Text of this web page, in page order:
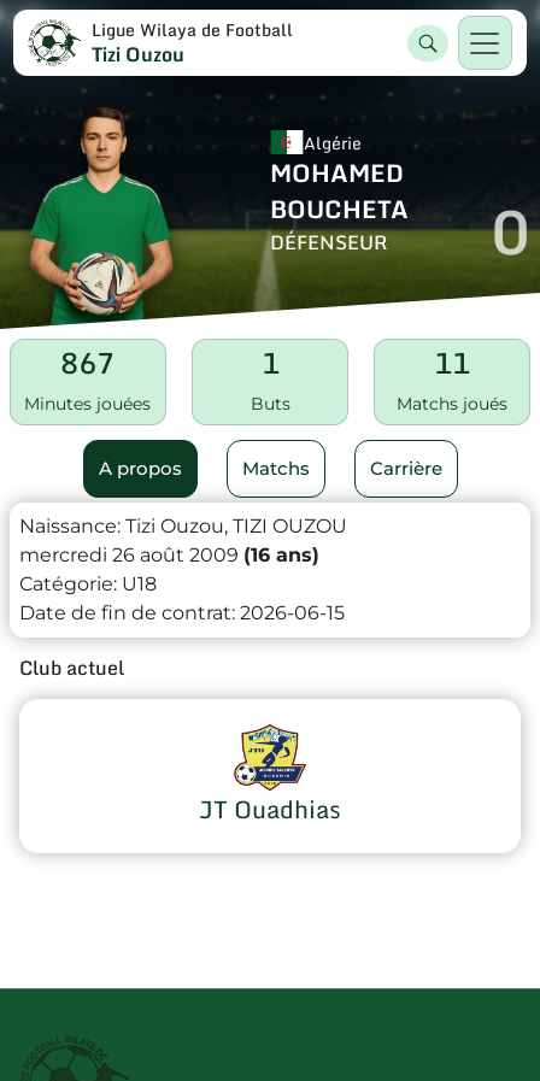
Ligue Wilaya de Football
Tizi Ouzou
Algérie
MOHAMED
BOUCHETA
DÉFENSEUR 0
867
Minutes jouées
1
Buts
11
Matchs joués
A propos Matchs Carrière
Naissance: Tizi Ouzou, TIZI OUZOU
mercredi 26 août 2009 (16 ans)
Catégorie: U18
Date de fin de contrat: 2026-06-15
Club actuel
JT Ouadhias